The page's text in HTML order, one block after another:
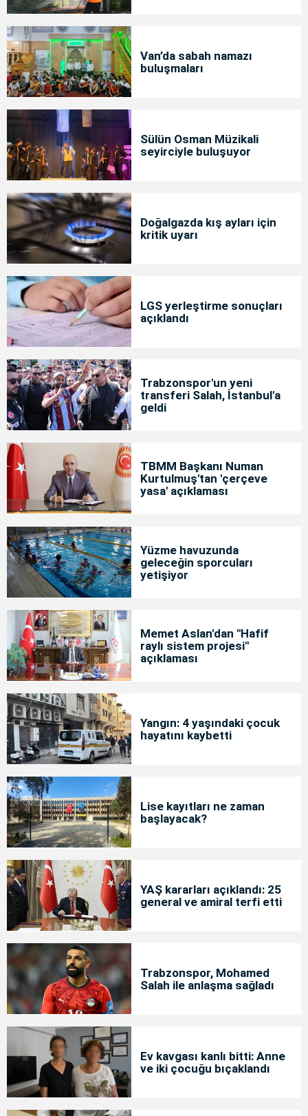
Van’da sabah namazı
buluşmaları
Sülün Osman Müzikali
seyirciyle buluşuyor
Doğalgazda kış ayları için
kritik uyarı
LGS yerleştirme sonuçları
açıklandı
Trabzonspor'un yeni
transferi Salah, İstanbul'a
geldi
TBMM Başkanı Numan
Kurtulmuş'tan 'çerçeve
yasa' açıklaması
Yüzme havuzunda
geleceğin sporcuları
yetişiyor
Memet Aslan'dan "Hafif
raylı sistem projesi"
açıklaması
Yangın: 4 yaşındaki çocuk
hayatını kaybetti
Lise kayıtları ne zaman
başlayacak?
YAŞ kararları açıklandı: 25
general ve amiral terfi etti
Trabzonspor, Mohamed
Salah ile anlaşma sağladı
Ev kavgası kanlı bitti: Anne
ve iki çocuğu bıçaklandı